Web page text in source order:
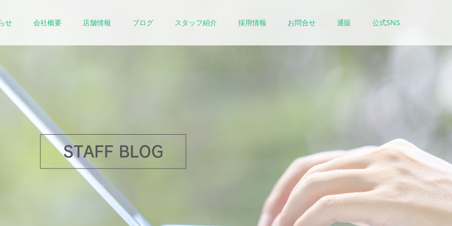
せ 会社概要 店舗情報 ブログ スタッフ紹介 採用情報 お問合せ 通販 公式SNS